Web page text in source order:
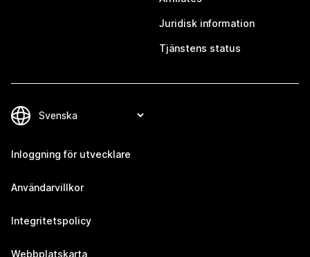
Juridisk information
Tjänstens status
Inloggning för utvecklare
Användarvillkor
Integritetspolicy
Webbplatskarta